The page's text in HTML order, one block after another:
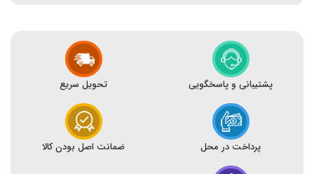
پشتیبانی و پاسخگویی تحویل سریع
پرداخت در محل ضمانت اصل بودن کالا